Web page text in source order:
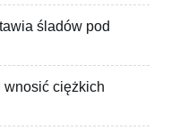
śladów pod
wnosić ciężkich